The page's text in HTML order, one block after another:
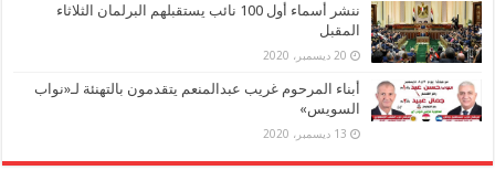
ننشر أسماء أول 100 نائب يستقبلهم البرلمان الثلاثاء
المقبل
20 ديسمبر، 2020
أبناء المرحوم غريب عبدالمنعم يتقدمون بالتهنئة لـ«نواب
السويس»
13 ديسمبر، 2020